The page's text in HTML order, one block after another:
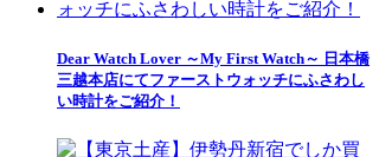
Dear Watch Lover ～My First Watch～ 日本橋
三越本店にてファーストウォッチにふさわし
い時計をご紹介！